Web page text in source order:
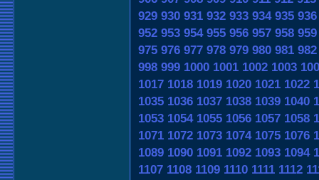
929 930 931 932 933 934 935 936
952 953 954 955 956 957 958 959
975 976 977 978 979 980 981 982
998 999 1000 1001 1002 1003
1017 1018 1019 1020 1021 1022
1035 1036 1037 1038 1039 1040
1053 1054 1055 1056 1057 1058
1071 1072 1073 1074 1075 1076
1089 1090 1091 1092 1093 1094
1107 1108 1109 1110 1111 1112